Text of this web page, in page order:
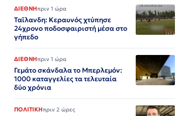
ΔΙΕΘΝΗπριν 1 ώρα
Ταϊλανδη: Κεραυνός χτύπησε
24χρονο ποδοσφαιριστή μέσα στο
γήπεδο
ΔΙΕΘΝΗπριν 1 ώρα
Γεμάτο σκάνδαλα το Μπερλεμόν:
1000 καταγγελίες τα τελευταία
δύο χρόνια
ΠΟΛΙΤΙΚΗπριν 2 ώρες